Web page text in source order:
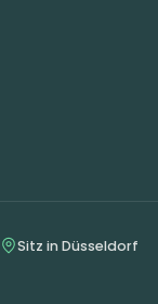
Sitz in Düsseldorf